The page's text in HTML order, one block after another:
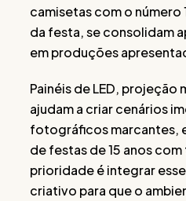
camisetas com o número
da festa, se consolidam
em produções
Painéis de LED, projeção
ajudam a criar cenários
fotográficos marcantes,
de festas de 15 anos
prioridade é integrar
criativo para que o